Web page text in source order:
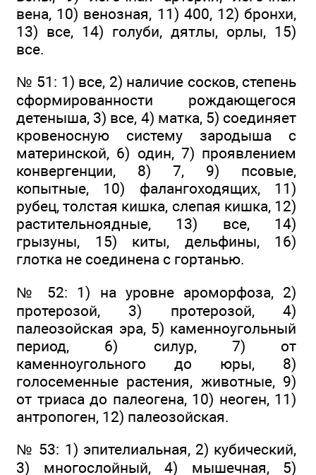
вена, 10) венозная, 11) 400, 12) бронхи,
13) все, 14) голуби, дятлы, орлы, 15)
все.
№ 51: 1) все, 2) наличие сосков, степень
сформированности рождающегося
детеныша, 3) все, 4) матка, 5) соединяет
кровеносную систему зародыша с
материнской, 6) один, 7) проявлением
конвергенции, 8) 7, 9) псовые,
копытные, 10) фалангоходящих, 11)
рубец, толстая кишка, слепая кишка, 12)
растительноядные, 13) все, 14)
грызуны, 15) киты, дельфины, 16)
глотка не соединена с гортанью.
№ 52: 1) на уровне ароморфоза, 2)
протерозой, 3) протерозой, 4)
палеозойская эра, 5) каменноугольный
период, 6) силур, 7) от
каменноугольного до юры, 8)
голосеменные растения, животные, 9)
от триаса до палеогена, 10) неоген, 11)
антропоген, 12) палеозойская.
№ 53: 1) эпителиальная, 2) кубический,
3) многослойный, 4) мышечная, 5)